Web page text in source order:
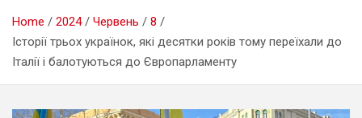
Home 2024 Червень
8
Історії трьох українок, які десятки років тому переїхали до
Італії і балотуються до Європарламенту